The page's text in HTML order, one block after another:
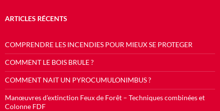
ARTICLES RÉCENTS
COMPRENDRE LES INCENDIES POUR MIEUX SE PROTEGER
COMMENT LE BOIS BRULE ?
COMMENT NAIT UN PYROCUMULONIMBUS ?
Manœuvres d’extinction Feux de Forêt – Techniques combinées et
Colonne FDF